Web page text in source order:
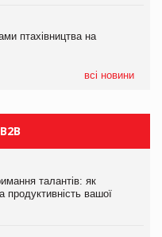
птахівництва на
всі новини
VARUS з’явилися
птахівництва на
талантів: як
продуктивність вашої